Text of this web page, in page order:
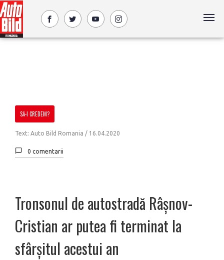
SĂ-I CREDEM?
Text: Auto Bild Romania / 16.04.2020
0 comentarii
Tronsonul de autostradă Râşnov-
Cristian ar putea fi terminat la
sfârşitul acestui an